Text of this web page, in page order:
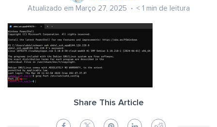
Atualizado em Março 27, 2025 < 1 min de leitura
Share This Article